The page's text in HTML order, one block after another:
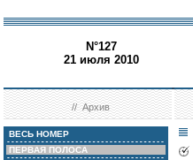
N°127
21 июля 2010
//Архив
ВЕСЬ НОМЕР
ПЕРВАЯ ПОЛОСА